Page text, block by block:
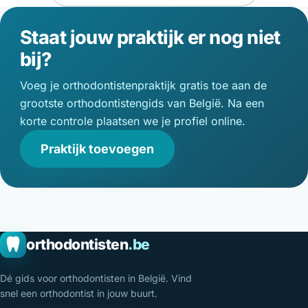
Staat jouw praktijk er nog niet
bij?
Voeg je orthodontistenpraktijk gratis toe aan de
grootste orthodontistengids van België. Na een
korte controle plaatsen we je profiel online.
Praktijk toevoegen
orthodontisten.be
Dé gids voor orthodontisten in België. Vind
snel een orthodontist in jouw buurt.